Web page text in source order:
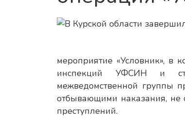
мероприятие «Условник», в
инспекций УФСИН и
межведомственной группы
отбывающими наказания, не
преступлений.